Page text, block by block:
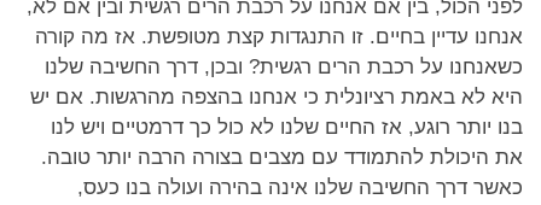
לפני הכול, בין אם אנחנו על רכבת הרים רגשית ובין אם לא,
אנחנו עדיין בחיים. זו התנגדות קצת מטופשת. אז מה קורה
כשאנחנו על רכבת הרים רגשית? ובכן, דרך החשיבה שלנו
היא לא באמת רציונלית כי אנחנו בהצפה מהרגשות. אם יש
בנו יותר רוגע, אז החיים שלנו לא כול כך דרמטיים ויש לנו
את היכולת להתמודד עם מצבים בצורה הרבה יותר טובה.
כאשר דרך החשיבה שלנו אינה בהירה ועולה בנו כעס,